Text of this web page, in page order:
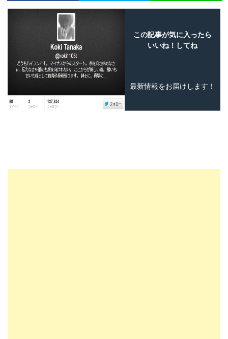
この記事が気に入ったら
いいね！してね
最新情報をお届けします！